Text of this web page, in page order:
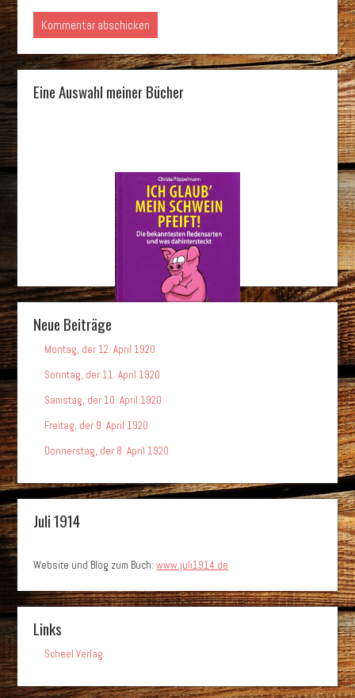
Eine Auswahl meiner Bücher
Neue Beiträge
Montag, der 12. April 1920
Sonntag, der 11. April 1920
Samstag, der 10. April 1920
Freitag, der 9. April 1920
Donnerstag, der 8. April 1920
Juli 1914
Website und Blog zum Buch:www.juli1914.de
Links
Scheel Verlag